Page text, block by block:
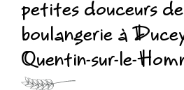
petites douceurs
boulangerie à
Quentin-sur-le-